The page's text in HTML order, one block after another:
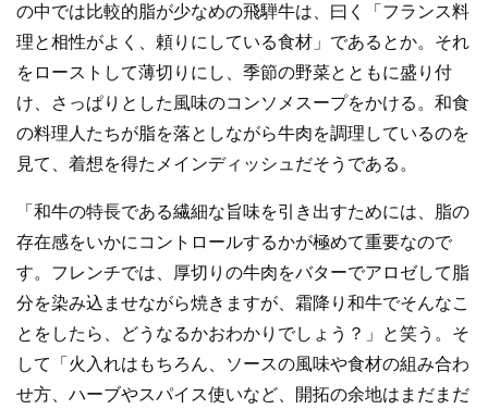
の中では比較的脂が少なめの飛騨牛は、曰く「フランス料
理と相性がよく、頼りにしている食材」であるとか。それ
をローストして薄切りにし、季節の野菜とともに盛り付
け、さっぱりとした風味のコンソメスープをかける。和食
の料理人たちが脂を落としながら牛肉を調理しているのを
見て、着想を得たメインディッシュだそうである。
「和牛の特長である繊細な旨味を引き出すためには、脂の
存在感をいかにコントロールするかが極めて重要なので
す。フレンチでは、厚切りの牛肉をバターでアロゼして脂
分を染み込ませながら焼きますが、霜降り和牛でそんなこ
とをしたら、どうなるかおわかりでしょう？」と笑う。そ
して「火入れはもちろん、ソースの風味や食材の組み合わ
せ方、ハーブやスパイス使いなど、開拓の余地はまだまだ